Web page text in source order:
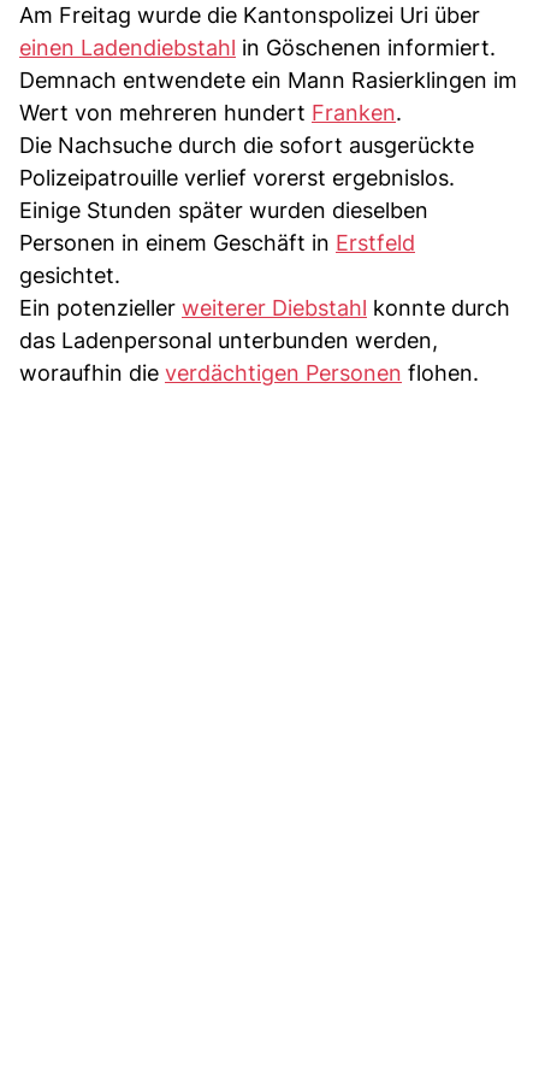
Am Freitag wurde die Kantonspolizei Uri über
einen Ladendiebstahl in Göschenen informiert.
Demnach entwendete ein Mann Rasierklingen im
Wert von mehreren hundert Franken.
Die Nachsuche durch die sofort ausgerückte
Polizeipatrouille verlief vorerst ergebnislos.
Einige Stunden später wurden dieselben
Personen in einem Geschäft in Erstfeld
gesichtet.
Ein potenzieller weiterer Diebstahl konnte durch
das Ladenpersonal unterbunden werden,
woraufhin die verdächtigen Personen flohen.